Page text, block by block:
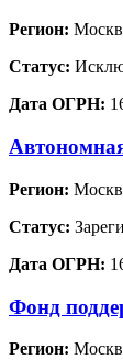
Регион:
Статус:
Дата ОГРН:
Регион:
Статус:
Дата ОГРН:
Фонд
Регион: